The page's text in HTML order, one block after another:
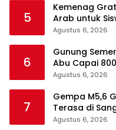
5
Kemenag
Arab untuk
Agustus 6, 2026
6
Gunung
Abu Capai
Agustus 6, 2026
7
Gempa M5,6
Terasa di
Agustus 6, 2026